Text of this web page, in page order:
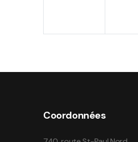
Coordonnées